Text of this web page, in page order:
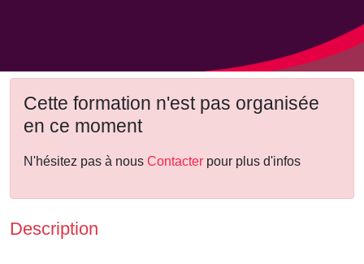
Cette formation n'est pas organisée
en ce moment
N'hésitez pas à nous Contacter pour plus d'infos
Description